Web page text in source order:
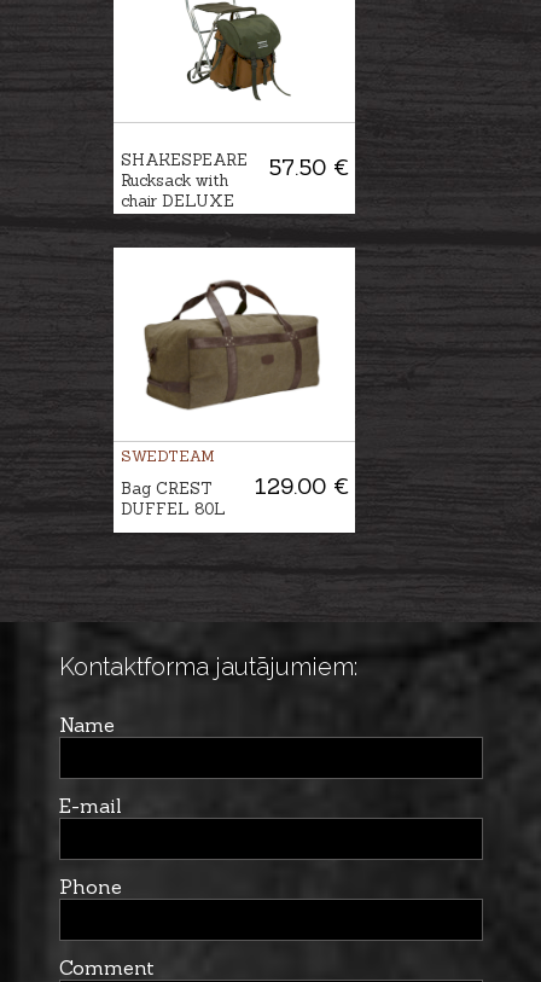
57.50 €
SHAKESPEARE
Rucksack with
chair DELUXE
SWEDTEAM
129.00 €
Bag CREST
DUFFEL 80L
Kontaktforma jautājumiem:
Name
E-mail
Phone
Comment